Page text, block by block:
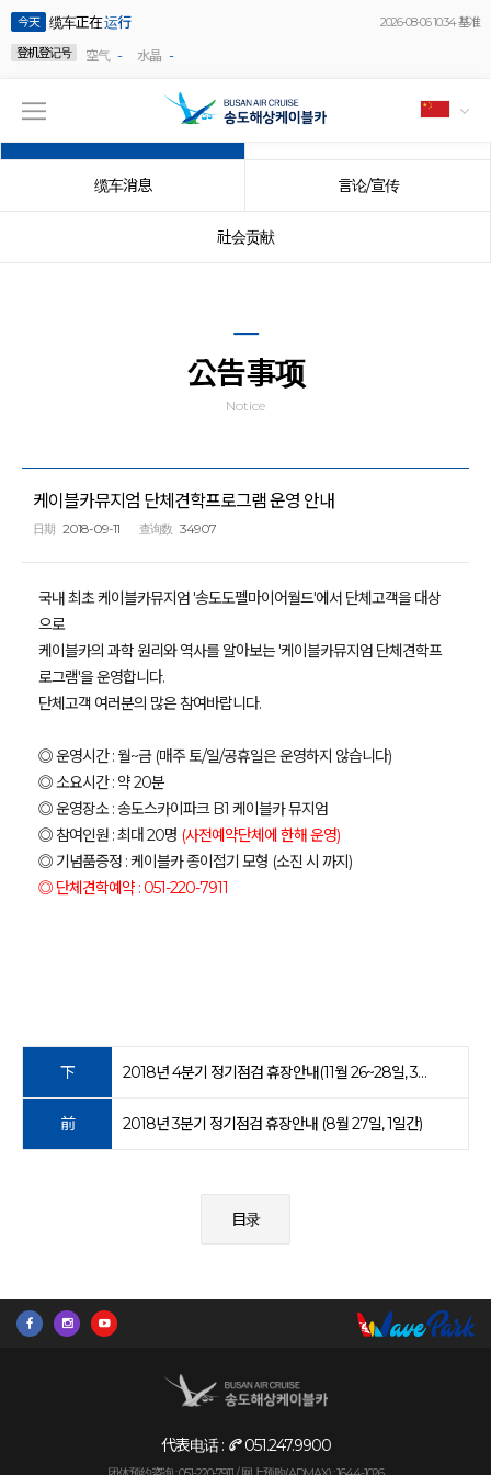
今天 缆车正在运行
2026-08-06 10:34 基准
登机登记号
空气 - 水晶 -
缆车消息 言论/宣传
社会贡献
公告事项
Notice
케이블카뮤지엄 단체견학프로그램 운영 안내
日期 2018-09-11 查询数 34907
국내 최초 케이블카뮤지엄 '송도도펠마이어월드'에서 단체고객을 대상
으로
케이블카의 과학 원리와 역사를 알아보는 '케이블카뮤지엄 단체견학프
로그램'을 운영합니다.
단체고객 여러분의 많은 참여바랍니다.
◎ 운영시간 : 월~금 (매주 토/일/공휴일은 운영하지 않습니다)
◎ 소요시간 : 약 20분
◎ 운영장소 : 송도스카이파크 B1 케이블카 뮤지엄
◎ 참여인원 : 최대 20명 (사전예약단체에 한해 운영)
◎ 기념품증정 : 케이블카 종이접기 모형 (소진 시 까지)
◎ 단체견학예약 : 051-220-7911
下 2018년 4분기 정기점검 휴장안내(11월 26~28일, 3일간)
前 2018년 3분기 정기점검 휴장안내 (8월 27일, 1일간)
目录
代表电话 : 051.247.9900